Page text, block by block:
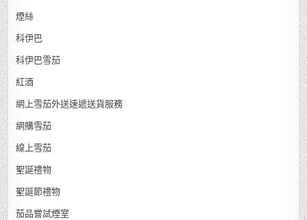
煙絲
科伊巴
科伊巴雪茄
紅酒
網上雪茄外送速遞送貨服務
網購雪茄
線上雪茄
聖誕禮物
聖誕節禮物
茄品嘗試煙室